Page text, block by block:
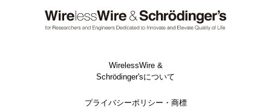
WirelessWire &
Schrödinger'sについて
プライバシーポリシー・商標